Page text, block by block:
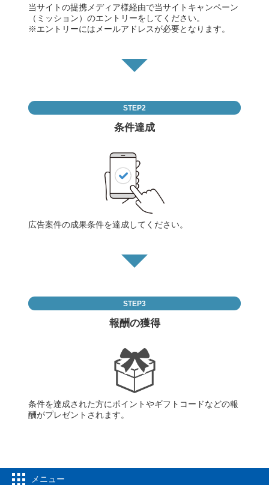
当サイトの提携メディア様経由で当サイトキャンペーン
（ミッション）のエントリーをしてください。
※エントリーにはメールアドレスが必要となります。
STEP2
条件達成
広告案件の成果条件を達成してください。
STEP3
報酬の獲得
条件を達成された方にポイントやギフトコードなどの報
酬がプレゼントされます。
メニュー